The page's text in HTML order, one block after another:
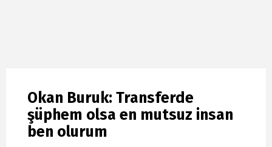
Okan Buruk: Transferde
şüphem olsa en mutsuz insan
ben olurum